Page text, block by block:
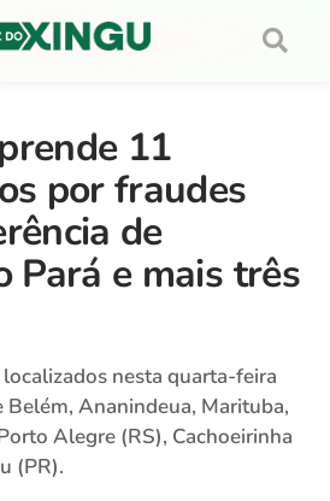
11
por fraudes
de
Pará e mais três
nesta quarta-feira
Belém, Ananindeua, Marituba,
Alegre (RS), Cachoeirinha
(PR).